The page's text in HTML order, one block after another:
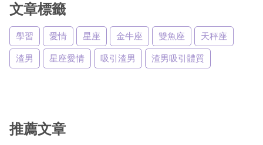
文章標籤
學習 愛情 星座 金牛座 雙魚座
天秤座
渣男
星座愛情 吸引渣男 渣男吸引體質
推薦文章